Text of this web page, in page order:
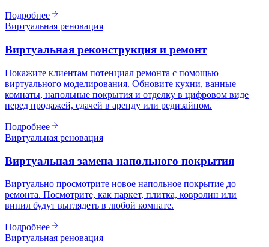
Подробнее
Виртуальная реновация
Виртуальная реконструкция и ремонт
Покажите клиентам потенциал ремонта с помощью
виртуального моделирования. Обновите кухни, ванные
комнаты, напольные покрытия и отделку в цифровом виде
перед продажей, сдачей в аренду или редизайном.
Подробнее
Виртуальная реновация
Виртуальная замена напольного покрытия
Виртуально просмотрите новое напольное покрытие до
ремонта. Посмотрите, как паркет, плитка, ковролин или
винил будут выглядеть в любой комнате.
Подробнее
Виртуальная реновация